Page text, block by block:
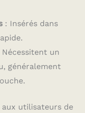
: Insérés dans
Nécessitent un
généralement
utilisateurs de